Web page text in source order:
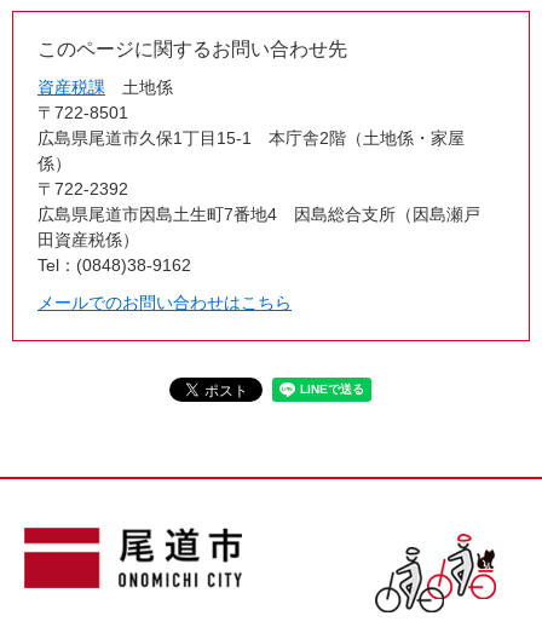
このページに関するお問い合わせ先
資産税課
土地係
〒722-8501
広島県尾道市久保1丁目15-1 本庁舎2階（土地係・家屋
係）
〒722-2392
広島県尾道市因島土生町7番地4 因島総合支所（因島瀬戸
田資産税係）
Tel：(0848)38-9162
メールでのお問い合わせはこちら